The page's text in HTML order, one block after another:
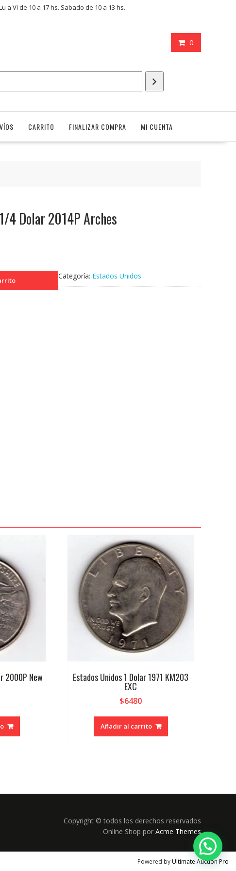
a Vi de 10 a 17 hs. Sabado de 10 a 13 hs.
0
CARRITO FINALIZAR COMPRA MI CUENTA
4 Dolar 2014P Arches
Categoría: Estados Unidos
2000P New Estados Unidos 1 Dolar 1971 KM203
EXC
$6480
Añadir al carrito
Copyright © todos los derechos reservados
Online Shop por Acme Themes
Powered byUltimate Auction Pro